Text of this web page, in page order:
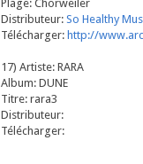
Plage: Chorweiler
Distributeur: So Healthy
Télécharger: http://
17) Artiste: RARA
Album: DUNE
Titre: rara3
Distributeur:
Télécharger: